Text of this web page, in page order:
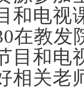
和电视
在教
目和电
相关老